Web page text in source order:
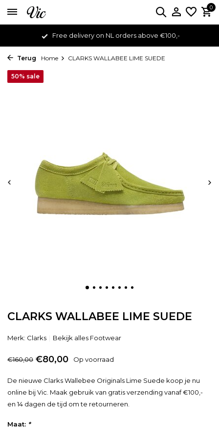
0
Free delivery on NL orders above €100,-
Terug Home CLARKS WALLABEE LIME SUEDE
CLARKS WALLABEE LIME SUEDE
50% sale
Merk: Clarks Bekijk alles Footwear
€160,00 €80,00 Op voorraad
De nieuwe Clarks Wallebee Originals Lime Suede koop je nu
online bij Vic. Maak gebruik van gratis verzending vanaf €100,-
en 14 dagen de tijd om te retourneren.
Maat: *